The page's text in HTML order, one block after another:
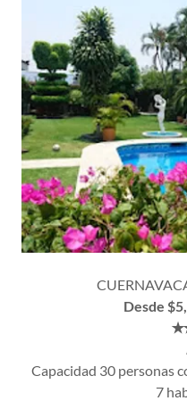
Desde
Capacidad 30 personas
7